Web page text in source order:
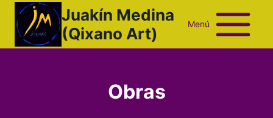
Saltar
contenido
Juakín Medina
(Qixano Art)
Menú
Obras